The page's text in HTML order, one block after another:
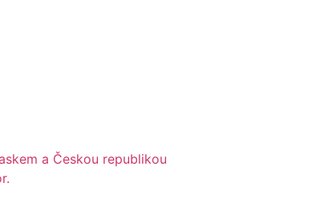
a Českou republikou